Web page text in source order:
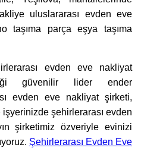
uluslararası evden eve
taşıma parça eşya taşıma
evden eve nakliyat
güvenilir lider ender
evden eve nakliyat şirketi,
şehirlerarası evden
şirketimiz özveriyle evinizi
Şehirlerarası Evden Eve